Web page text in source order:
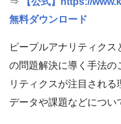
無料ダウンロード
ピープルアナリティク
の問題解決に導く手法の
リティクスが注目され
データや課題などについ